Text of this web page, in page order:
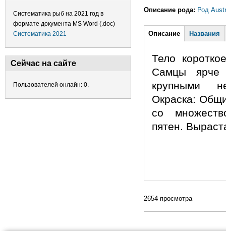
Систематика рыб на 2021 год в
формате документа MS Word (.doc)
Систематика 2021
Сейчас на сайте
Пользователей онлайн: 0.
Описание рода: Род
Описание(активная
вкладка)
Названия
Тело
Самцы
крупными
Окраска:
со
пятен.
2654 просмотра